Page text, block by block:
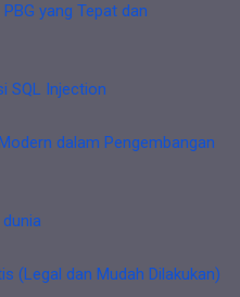
yang Tepat dan
SQL Injection
dalam Pengembangan
(Legal dan Mudah Dilakukan)